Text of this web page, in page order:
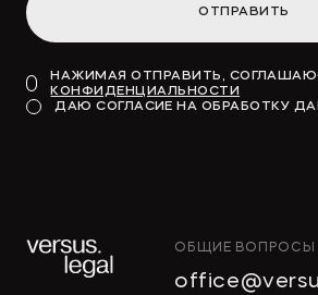
ОТПРАВИТЬ
НАЖИМАЯ ОТПРАВИТЬ,
КОНФИДЕНЦИАЛЬНОСТИ
ДАЮ СОГЛАСИЕ НА ОБРАБОТКУ
ОБЩИЕ ВОПРОСЫ